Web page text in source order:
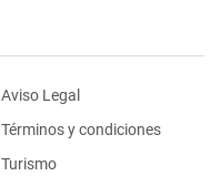
Aviso Legal
Términos y condiciones
Turismo